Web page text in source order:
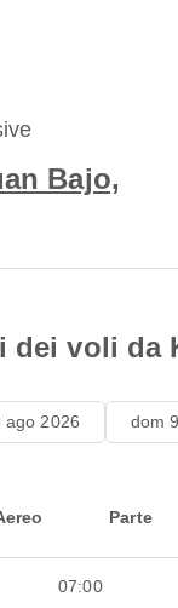
Bajo,
voli da
ago 2026 dom
Parte
07:00